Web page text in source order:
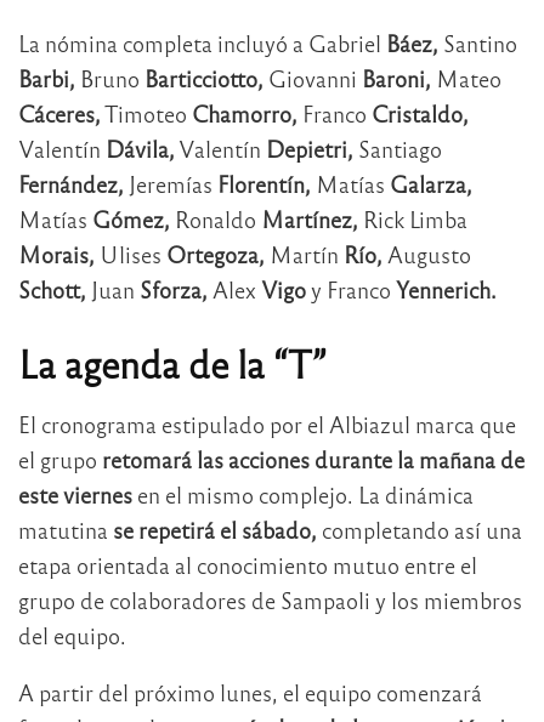
La nómina completa incluyó a Gabriel Báez, Santino
Barbi, Bruno Barticciotto, Giovanni Baroni, Mateo
Cáceres,Timoteo Chamorro, Franco Cristaldo,
Valentín Dávila, Valentín Depietri, Santiago
Fernández, Jeremías Florentín, Matías Galarza,
Matías Gómez, Ronaldo Martínez, Rick Limba
Morais, Ulises Ortegoza, Martín Río, Augusto
Schott, Juan Sforza, Alex Vigoy Franco Yennerich.
La agenda de la “T”
El cronograma estipulado por el Albiazul marca que
el grupo retomará las acciones durante la mañana de
este viernes en el mismo complejo. La dinámica
matutina se repetirá el sábado, completando así una
etapa orientada al conocimiento mutuo entre el
grupo de colaboradores de Sampaoli y los miembros
del equipo.
A partir del próximo lunes, el equipo comenzará